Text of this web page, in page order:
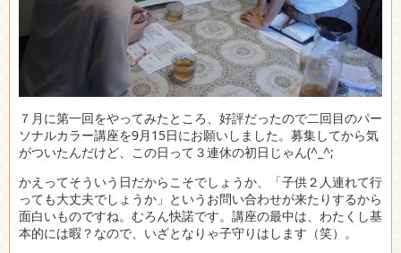
７月に第一回をやってみたところ、好評だったので二回目のパー
ソナルカラー講座を9月15日にお願いしました。募集してから気
がついたんだけど、この日って３連休の初日じゃん(^_^;
かえってそういう日だからこそでしょうか、「子供２人連れて行
っても大丈夫でしょうか」というお問い合わせが来たりするから
面白いものですね。むろん快諾です。講座の最中は、わたくし基
本的には暇？なので、いざとなりゃ子守りはします（笑）。